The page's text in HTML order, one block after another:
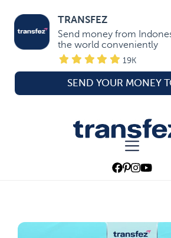
TRANSFEZ
Send money from
the world conveniently
19K
SEND YOUR MONEY
Transfez